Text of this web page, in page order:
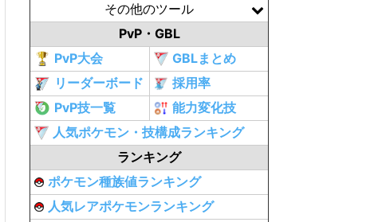
その他のツール
PvP・GBL
PvP大会
GBLまとめ
リーダーボード
採用率
PvP技一覧
能力変化技
人気ポケモン・技構成ランキング
ランキング
ポケモン種族値ランキング
人気レアポケモンランキング